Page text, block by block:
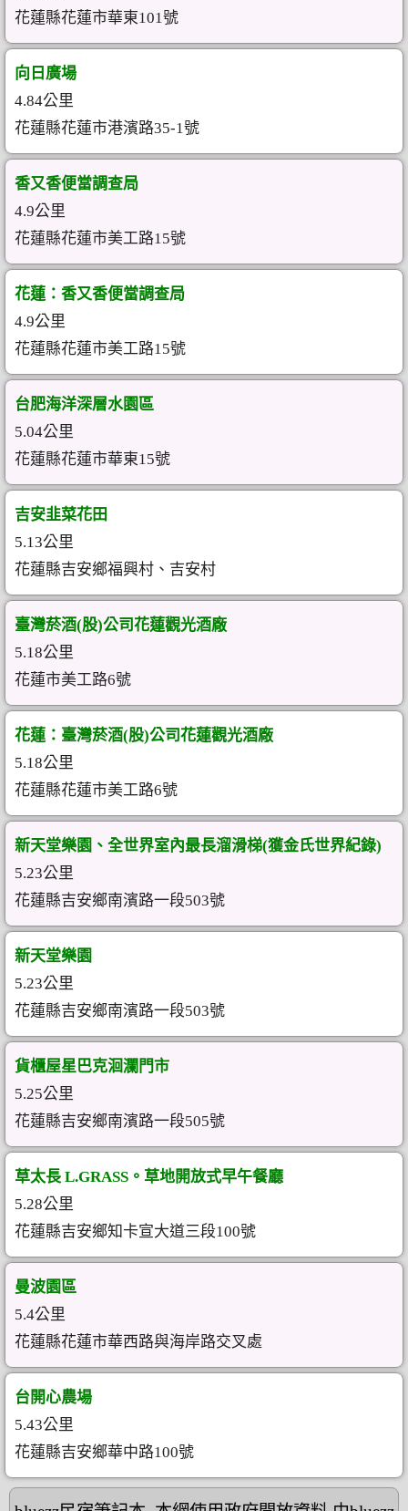
花蓮縣花蓮市華東101號
向日廣場
4.84公里
花蓮縣花蓮市港濱路35-1號
香又香便當調查局
4.9公里
花蓮縣花蓮市美工路15號
花蓮：香又香便當調查局
4.9公里
花蓮縣花蓮市美工路15號
台肥海洋深層水園區
5.04公里
花蓮縣花蓮市華東15號
吉安韭菜花田
5.13公里
花蓮縣吉安鄉福興村、吉安村
臺灣菸酒(股)公司花蓮觀光酒廠
5.18公里
花蓮市美工路6號
花蓮：臺灣菸酒(股)公司花蓮觀光酒廠
5.18公里
花蓮縣花蓮市美工路6號
新天堂樂園、全世界室內最長溜滑梯(獲金氏世界紀錄)
5.23公里
花蓮縣吉安鄉南濱路一段503號
新天堂樂園
5.23公里
花蓮縣吉安鄉南濱路一段503號
貨櫃屋星巴克洄瀾門市
5.25公里
花蓮縣吉安鄉南濱路一段505號
草太長 L.GRASS。草地開放式早午餐廳
5.28公里
花蓮縣吉安鄉知卡宣大道三段100號
曼波園區
5.4公里
花蓮縣花蓮市華西路與海岸路交叉處
台開心農場
5.43公里
花蓮縣吉安鄉華中路100號